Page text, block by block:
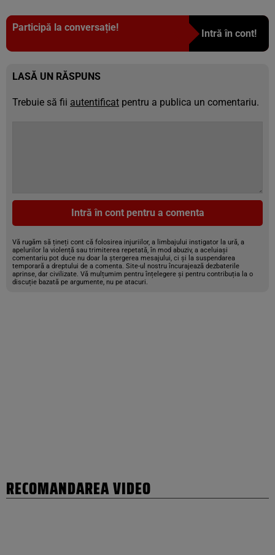
Participă la conversație!
Intră în cont!
LASĂ UN RĂSPUNS
Trebuie să fii autentificat pentru a publica un comentariu.
Intră în cont pentru a comenta
Vă rugăm să țineți cont că folosirea injuriilor, a limbajului instigator la ură, a
apelurilor la violență sau trimiterea repetată, în mod abuziv, a aceluiași
comentariu pot duce nu doar la ștergerea mesajului, ci și la suspendarea
temporară a dreptului de a comenta. Site-ul nostru încurajează dezbaterile
aprinse, dar civilizate. Vă mulțumim pentru înțelegere și pentru contribuția la o
discuție bazată pe argumente, nu pe atacuri.
RECOMANDAREA VIDEO